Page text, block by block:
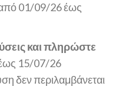
από 01/09/26 έως
και πληρώστε
έως 15/07/26
δεν περιλαμβάνεται